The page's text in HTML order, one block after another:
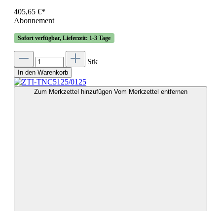
405,65 €*
Abonnement
Sofort verfügbar, Lieferzeit: 1-3 Tage
Stk
In den Warenkorb
Zum Merkzettel hinzufügen Vom Merkzettel entfernen